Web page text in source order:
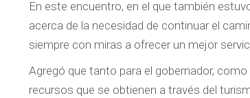
En este encuentro, en el que también
acerca de la necesidad de continuar el
siempre con miras a ofrecer un mejor
Agregó que tanto para el gobernador,
recursos que se obtienen a través del